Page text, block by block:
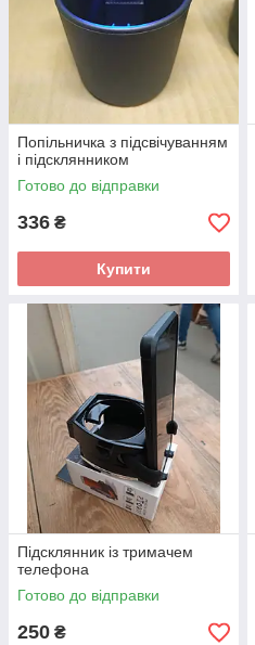
Попільничка з підсвічуванням
і підсклянником
Готово до відправки
336 ₴
Купити
Підсклянник із тримачем
телефона
Готово до відправки
250 ₴